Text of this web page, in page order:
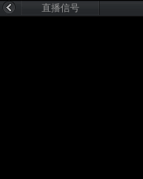
直播信号